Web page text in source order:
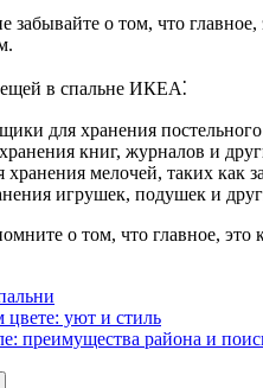
о том, что
в спальне ИКЕА⁚
для хранения
книг, журналов и
хранения мелочей, таких как
игрушек, подушек и
о том, что главное, это
уют и стиль
преимущества района и